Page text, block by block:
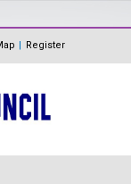
Register
MDP MENUJU
Polisi Pengurusan